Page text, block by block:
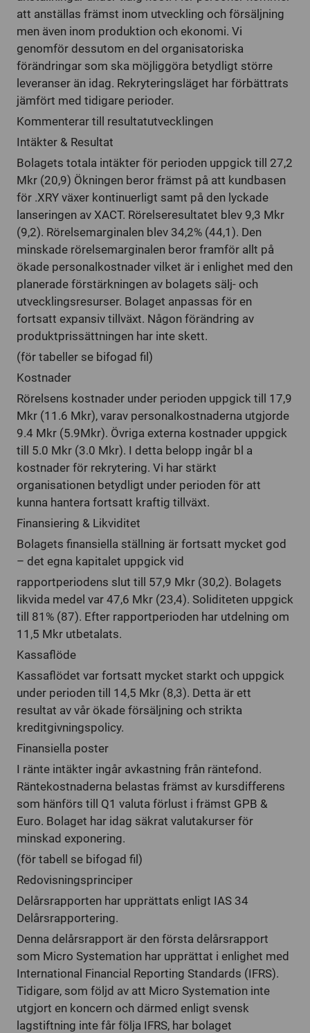
att anställas främst inom utveckling och försäljning
men även inom produktion och ekonomi. Vi
genomför dessutom en del organisatoriska
förändringar som ska möjliggöra betydligt större
leveranser än idag. Rekryteringsläget har förbättrats
jämfört med tidigare perioder.
Kommenterar till resultatutvecklingen
Intäkter & Resultat
Bolagets totala intäkter för perioden uppgick till 27,2
Mkr (20,9) Ökningen beror främst på att kundbasen
för .XRY växer kontinuerligt samt på den lyckade
lanseringen av XACT. Rörelseresultatet blev 9,3 Mkr
(9,2). Rörelsemarginalen blev 34,2% (44,1). Den
minskade rörelsemarginalen beror framför allt på
ökade personalkostnader vilket är i enlighet med den
planerade förstärkningen av bolagets sälj- och
utvecklingsresurser. Bolaget anpassas för en
fortsatt expansiv tillväxt. Någon förändring av
produktprissättningen har inte skett.
(för tabeller se bifogad fil)
Kostnader
Rörelsens kostnader under perioden uppgick till 17,9
Mkr (11.6 Mkr), varav personalkostnaderna utgjorde
9.4 Mkr (5.9Mkr). Övriga externa kostnader uppgick
till 5.0 Mkr (3.0 Mkr). I detta belopp ingår bl a
kostnader för rekrytering. Vi har stärkt
organisationen betydligt under perioden för att
kunna hantera fortsatt kraftig tillväxt.
Finansiering & Likviditet
Bolagets finansiella ställning är fortsatt mycket god
– det egna kapitalet uppgick vid
rapportperiodens slut till 57,9 Mkr (30,2). Bolagets
likvida medel var 47,6 Mkr (23,4). Soliditeten uppgick
till 81% (87). Efter rapportperioden har utdelning om
11,5 Mkr utbetalats.
Kassaflöde
Kassaflödet var fortsatt mycket starkt och uppgick
under perioden till 14,5 Mkr (8,3). Detta är ett
resultat av vår ökade försäljning och strikta
kreditgivningspolicy.
Finansiella poster
I ränte intäkter ingår avkastning från räntefond.
Räntekostnaderna belastas främst av kursdifferens
som hänförs till Q1 valuta förlust i främst GPB &
Euro. Bolaget har idag säkrat valutakurser för
minskad exponering.
(för tabell se bifogad fil)
Redovisningsprinciper
Delårsrapporten har upprättats enligt IAS 34
Delårsrapportering.
Denna delårsrapport är den första delårsrapport
som Micro Systemation har upprättat i enlighet med
International Financial Reporting Standards (IFRS).
Tidigare, som följd av att Micro Systemation inte
utgjort en koncern och därmed enligt svensk
lagstiftning inte får följa IFRS, har bolaget